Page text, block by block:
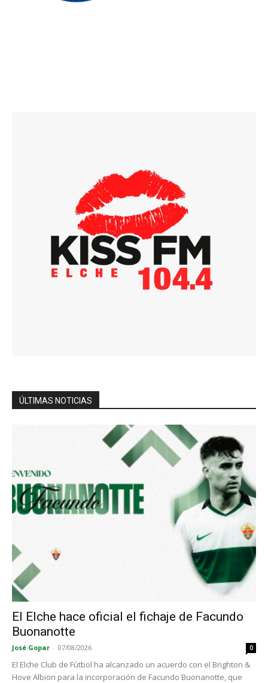
ÚLTIMAS NOTICIAS
El Elche hace oficial el fichaje de Facundo
Buonanotte
José Gopar - 07/08/2026 0
El Elche Club de Fútbol ha alcanzado un acuerdo con el Brighton &
Hove Albion para la incorporación de Facundo Buonanotte, que